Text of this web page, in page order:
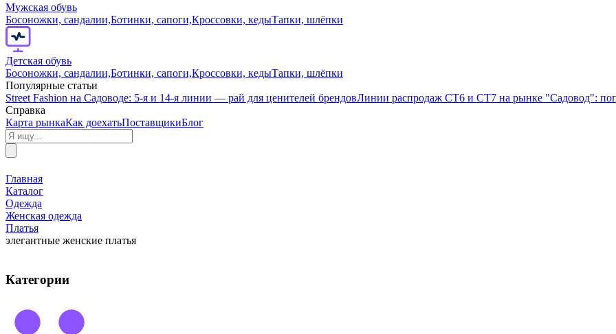
Мужская обувь
Босоножки, сандалии,Ботинки, сапоги,Кроссовки, кедыТапки, шлёпки
Детская обувь
Босоножки, сандалии,Ботинки, сапоги,Кроссовки, кедыТапки, шлёпки
Популярные статьи
Street Fashion на Садоводе: 5-я и 14-я линии — рай для ценителей брендовЛинии распродаж СТ6 и СТ7 на рынке "Садовод":
Справка
Карта рынкаКак доехатьПоставщикиБлог
Главная
Каталог
Одежда
Женская одежда
Платья
элегантные женские платья
Категории